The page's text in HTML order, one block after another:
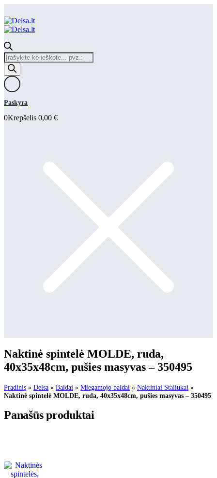
Products
search
Paskyra
0Krepšelis 0,00 €
Naktinė spintelė MOLDE, ruda,
40x35x48cm, pušies masyvas – 350495
Pradinis » Delsa » Baldai » Miegamojo baldai » Naktiniai Staliukai »
Naktinė spintelė MOLDE, ruda, 40x35x48cm, pušies masyvas – 350495
Panašūs produktai